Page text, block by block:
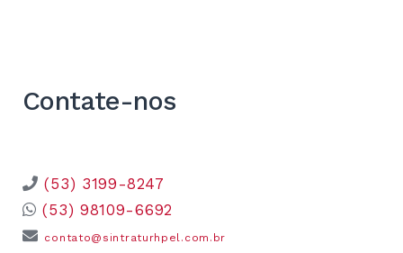
Contate-nos
(53) 3199-8247
(53) 98109-6692
contato@sintraturhpel.com.br